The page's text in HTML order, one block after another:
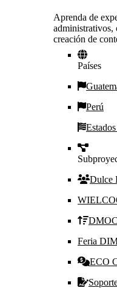
Aprenda de
administrativos,
creación de
Países
Perú
Dulce
Feria
ECO